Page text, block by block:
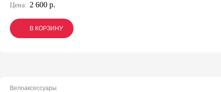
Цена: 2 600 р.
В КОРЗИНУ
В КОРЗИНУ
В КОРЗИНУ
Велоаксессуары